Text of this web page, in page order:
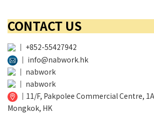
CONTACT US
│ +852-55427942
│ info@nabwork.hk
│ nabwork
│ nabwork
│ 11/F, Pakpolee Commercial Centre,
Mongkok, HK